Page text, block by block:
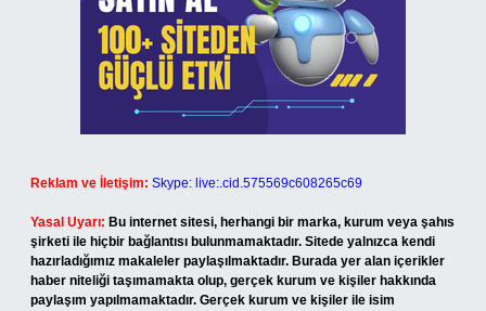
Reklam ve İletişim: Skype: live:.cid.575569c608265c69
Yasal Uyarı: Bu internet sitesi, herhangi bir marka, kurum veya şahıs
şirketi ile hiçbir bağlantısı bulunmamaktadır. Sitede yalnızca kendi
hazırladığımız makaleler paylaşılmaktadır. Burada yer alan içerikler
haber niteliği taşımamakta olup, gerçek kurum ve kişiler hakkında
paylaşım yapılmamaktadır. Gerçek kurum ve kişiler ile isim